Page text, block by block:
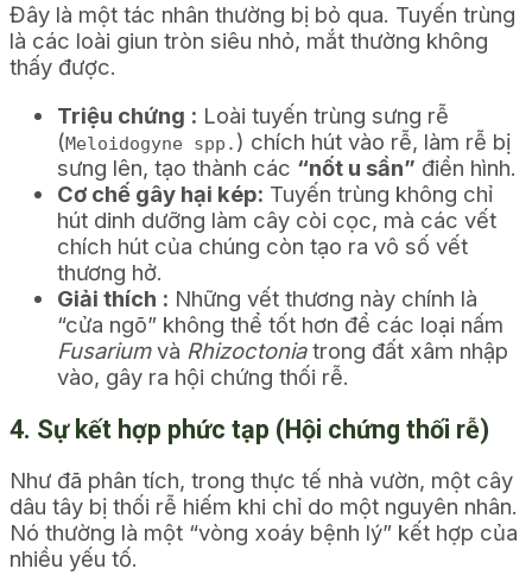
Đây là một tác nhân thường bị bỏ qua. Tuyến trùng
là các loài giun tròn siêu nhỏ, mắt thường không
thấy được.
Triệu chứng : Loài tuyến trùng sưng rễ
(Meloidogyne spp. ) chích hút vào rễ, làm rễ bị
sưng lên, tạo thành các “nốt u sần” điển hình.
Cơ chế gây hại kép: Tuyến trùng không chỉ
hút dinh dưỡng làm cây còi cọc, mà các vết
chích hút của chúng còn tạo ra vô số vết
thương hở.
Giải thích : Những vết thương này chính là
Fusariumvà Rhizoctoniatrong đất xâm nhập
vào, gây ra hội chứng thối rễ.
4. Sự kết hợp phức tạp (Hội chứng thối rễ)
Như đã phân tích, trong thực tế nhà vườn, một cây
dâu tây bị thối rễ hiếm khi chỉ do một nguyên nhân.
Nó thường là một “vòng xoáy bệnh lý” kết hợp của
nhiều yếu tố.